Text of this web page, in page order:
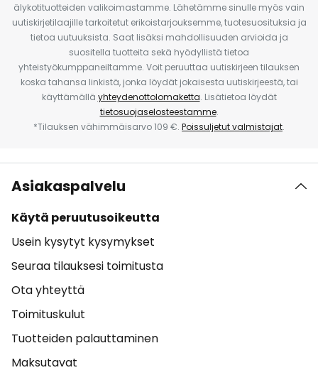
älykotituotteiden valikoimastamme. Lähetämme sinulle myös vain
uutiskirjetilaajille tarkoitetut erikoistarjouksemme, tuotesuosituksia ja
tietoa uutuuksista. Saat lisäksi mahdollisuuden arvioida ja
suositella tuotteita sekä hyödyllistä tietoa
yhteistyökumppaneiltamme. Voit peruuttaa uutiskirjeen tilauksen
koska tahansa linkistä, jonka löydät jokaisesta uutiskirjeestä, tai
käyttämällä yhteydenottolomaketta. Lisätietoa löydät
tietosuojaselosteestamme.
*Tilauksen vähimmäisarvo 109 €. Poissuljetut valmistajat.
Asiakaspalvelu
Käytä peruutusoikeutta
Usein kysytyt kysymykset
Seuraa tilauksesi toimitusta
Ota yhteyttä
Toimituskulut
Tuotteiden palauttaminen
Maksutavat